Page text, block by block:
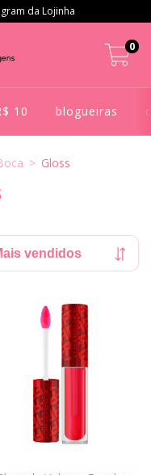
da Lojinha
0
10 blogueiras
> Gloss